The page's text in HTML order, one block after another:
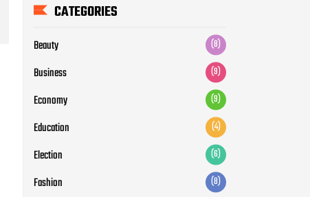
CATEGORIES
Beauty (8)
Business (9)
Economy (9)
Education (4)
Election (6)
Fashion (8)